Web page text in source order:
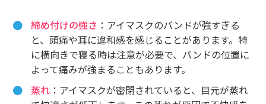
締め付けの強さ ：アイマスクのバンドが強すぎる
と、頭痛や耳に違和感を感じることがあります。特
に横向きで寝る時は注意が必要で、バンドの位置に
よって痛みが強まることもあります。
蒸れ ：アイマスクが密閉されていると、目元が蒸れ